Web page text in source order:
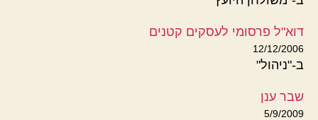
דוא"ל פרסומי לעסקים קטנים
12/12/2006
ב-"ניהול"
שבר ענן
5/9/2009